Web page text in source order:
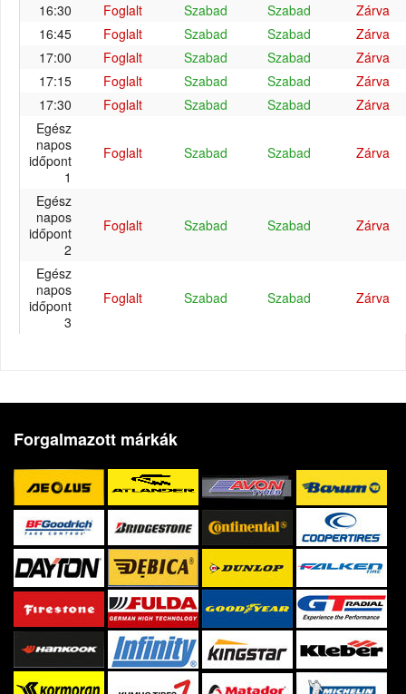
16:30
Foglalt Szabad Szabad
Zárva
16:45
Foglalt Szabad Szabad
Zárva
17:00
Foglalt Szabad Szabad
Zárva
17:15
Foglalt Szabad Szabad
Zárva
17:30
Foglalt Szabad Szabad
Zárva
Egész
napos
időpont
1
Foglalt Szabad Szabad Zárva
Egész
napos
időpont
2
Foglalt Szabad Szabad Zárva
Egész
napos
időpont
3
Foglalt Szabad Szabad Zárva
Forgalmazott márkák